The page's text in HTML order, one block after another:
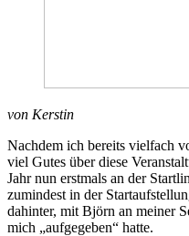
von Kerstin
Nachdem ich bereits vielfach
viel Gutes über diese
Jahr nun erstmals an der
zumindest in der
dahinter, mit Björn an meiner
mich „aufgegeben“ hatte.